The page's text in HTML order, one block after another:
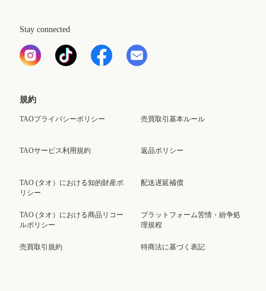
Stay connected
規約
TAOプライバシーポリシー
TAOサービス利用規約
TAO (タオ）における知的財産ポ
リシー
TAO (タオ）における商品リコー
ルポリシー
売買取引規約
売買取引基本ルール
返品ポリシー
配送遅延補償
プラットフォーム苦情・紛争処
理規程
特商法に基づく表記